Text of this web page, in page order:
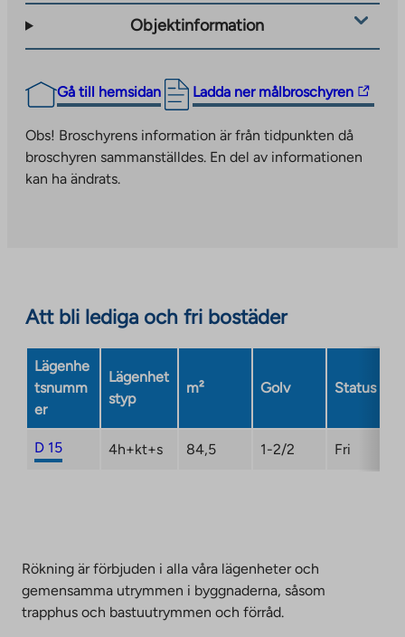
Objektinformation
Gå till hemsidan Ladda ner målbroschyren
The
link
takes
you
in
a
new
Obs! Broschyrens information är från tidpunkten då
broschyren sammanställdes. En del av informationen
kan ha ändrats.
Att bli lediga och fri bostäder
Lägenhe
tsnumm
er
Lägenhet
styp
m² Golv Status
D 15 4h+kt+s 84,5 1-2/2 Fri
Rökning är förbjuden i alla våra lägenheter och
gemensamma utrymmen i byggnaderna, såsom
trapphus och bastuutrymmen och förråd.